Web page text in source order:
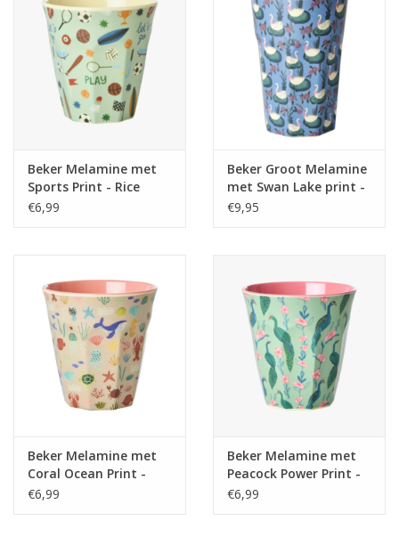
Beker Melamine met
Sports Print - Rice
€6,99
Beker Groot Melamine
met Swan Lake print -
Rice
€9,95
Beker Melamine met
Coral Ocean Print -
Rice
€6,99
Beker Melamine met
Peacock Power Print -
Rice
€6,99